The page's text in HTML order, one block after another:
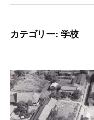
カテゴリー: 学校